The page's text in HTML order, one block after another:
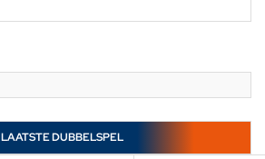
LAATSTE DUBBELSPEL